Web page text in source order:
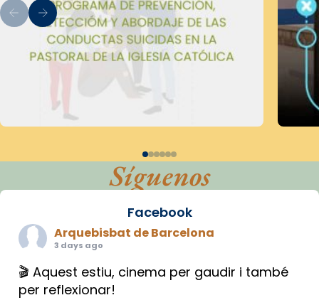
Síguenos
Facebook
Arquebisbat de Barcelona
3 days ago
🎬 Aquest estiu, cinema per gaudir i també
per reflexionar!